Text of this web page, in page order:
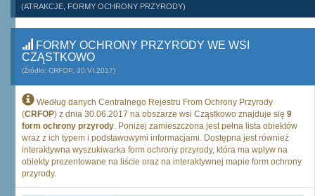
(ATRAKCJE, FORMY OCHRONY PRZYRODY)
FORMY OCHRONY PRZYRODY WE WSI
CZĄSTKOWO
(Źródło: CRFOP, 30.VI.2017)
Według danych Centralnego Rejestru From Ochrony Przyrody
(CRFOP) z dnia 30.06.2017 na obszarze wsi Cząstkowo znajduje się 9
form ochrony przyrody. Poniżej zamieszczona jest pełna lista obiektów
wraz z ich typem i podstawowymi informacjami. Dostępna jest również
interaktywna wyszukiwarka form ochrony przyrody, która ma wpływ na
obiekty prezentowane na liście oraz na interaktywnej mapie form ochrony
przyrody.